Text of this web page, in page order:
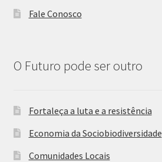
Fale Conosco
O Futuro pode ser outro
Fortaleça a luta e a resistência
Economia da Sociobiodiversidade
Comunidades Locais